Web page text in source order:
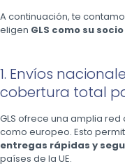
A continuación, te
eligen GLS como su
1. Envíos
cobertura total
GLS ofrece una amplia
como europeo. Esto
entregas rápidas y
países de la UE.